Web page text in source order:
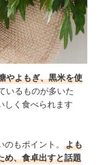
やよもぎ、黒米を使
いるものが多いた
しく食べられます
もポイント。
よも
め、食卓出すと話題